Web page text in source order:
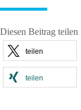
Diesen Beitrag teilen
teilen
teilen